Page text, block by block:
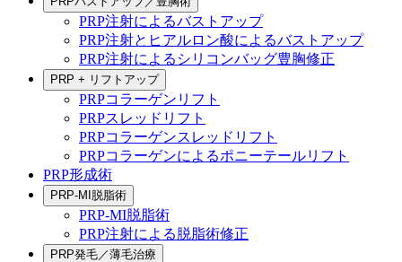
PRP注射によるバストアップ
PRP注射とヒアルロン酸によるバストアップ
PRP注射によるシリコンバッグ豊胸修正
PRP + リフトアップ
PRPコラーゲンリフト
PRPスレッドリフト
PRPコラーゲンスレッドリフト
PRPコラーゲンによるポニーテールリフト
PRP形成術
PRP-MI脱脂術
PRP-MI脱脂術
PRP注射による脱脂術修正
PRP発毛／薄毛治療